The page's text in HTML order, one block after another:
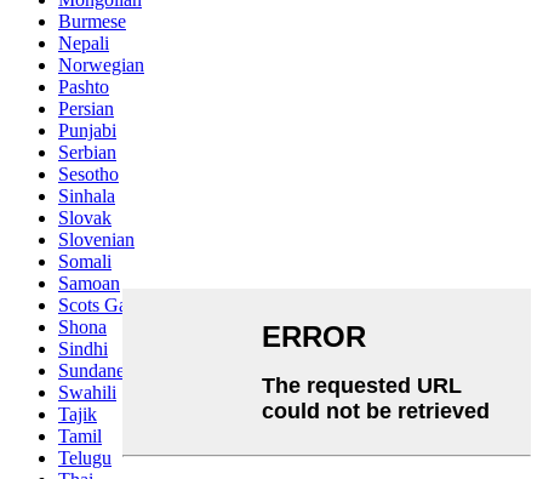
Burmese
Nepali
Norwegian
Pashto
Persian
Punjabi
Serbian
Sesotho
Sinhala
Slovak
Slovenian
Somali
Samoan
Scots Gaelic
Shona
Sindhi
Sundanese
Swahili
Tajik
Tamil
Telugu